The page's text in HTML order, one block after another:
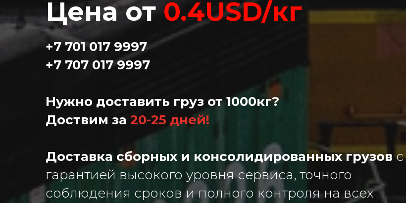
Цена от 0.4USD/кг
+7 701 017 9997
+7 707 017 9997
Нужно доставить груз от 1000кг?
Доствим за 20-25 дней!
Доставка сборных и консолидированных грузовс
гарантией высокого уровня сервиса, точного
соблюдения сроков и полного контроля на всех